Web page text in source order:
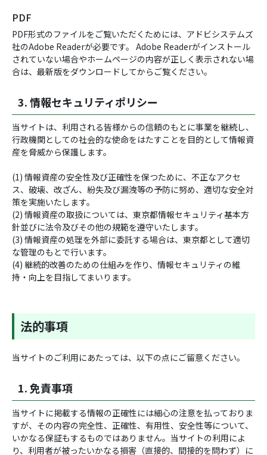
PDF
PDF形式のファイルをご覧いただくためには、アドビシステムズ
社のAdobe Readerが必要です。 Adobe Readerがインストール
されていない場合やホームページの内容が正しく表示されない場
合は、最新版をダウンロードしてからご覧ください。
3. 情報セキュリティポリシー
当サイトは、利用される皆様からの信頼のもとに事業を継続し、
行政機関としての社会的な使命をはたすことを目的として情報資
産を脅威から保護します。
(1) 情報資産の安全性及び正確性を保つために、不正なアクセ
ス、破壊、改ざん、紛失及び漏洩等の予防に努め、適切な安全対
策を実施いたします。
(2) 情報資産の取扱については、東京都情報セキュリティ基本方
針並びに法令及びその他の規範を遵守いたします。
(3) 情報資産の処理を外部に委託する場合は、東京都として適切
な管理のもとで行います。
(4) 継続的改善のための仕組みを作り、情報セキュリティの維
持・向上を目指してまいります。
法的事項
当サイトのご利用にあたっては、以下の点にご留意ください。
1. 免責事項
当サイトに掲載する情報の正確性には細心の注意を払っておりま
すが、その内容の完全性、正確性、有用性、安全性等について、
いかなる保証もするものではありません。当サイトの利用によ
り、利用者が被ったいかなる損害（直接的、間接的を問わず）に